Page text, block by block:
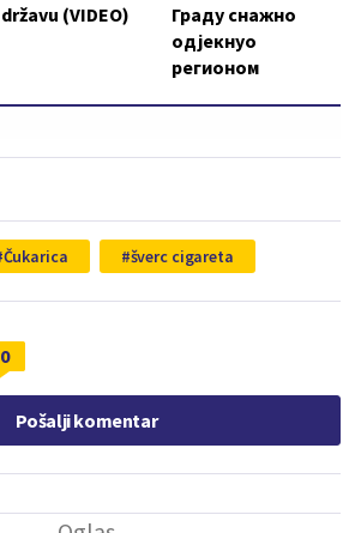
državu (VIDEO)
Граду снажно
одјекнуо
регионом
Čukarica šverc cigareta
0
Pošalji komentar